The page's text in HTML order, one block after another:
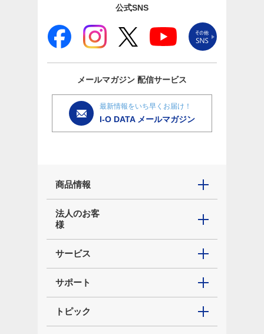
公式SNS
メールマガジン 配信サービス
最新情報をいち早くお届け！
I-O DATA メールマガジン
商品情報
法人のお客
様
サービス
サポート
トピック